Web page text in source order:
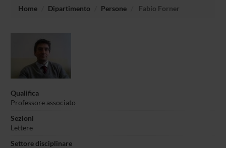
Home Dipartimento Persone Fabio Forner
Qualifica
Professore associato
Sezioni
Lettere
Settore disciplinare